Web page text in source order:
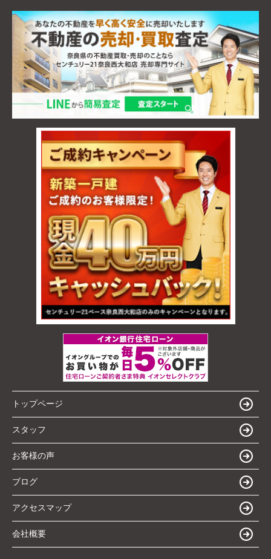
トップページ
スタッフ
お客様の声
ブログ
アクセスマップ
会社概要